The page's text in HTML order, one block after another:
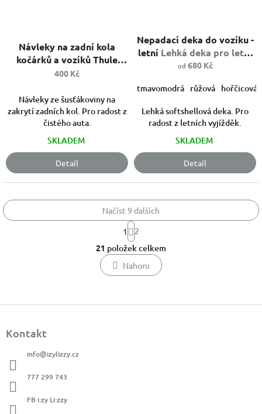
hodnocení
produktu
5,0
5
hvězdiček.
Návleky na zadní kola
kočárků a vozíků Thule
Zachytí nečistoty z kol,
doma.
400 Kč
Návleky ze šusťákoviny na
zakrytí zadních kol. Pro radost z
čistého auta.
SKLADEM
Detail
hodnocení
produktu
je
z
hvězdiček.
Nepadací deka do vozíku -
letní Lehká deka pro letní
vyjížďky
od 680 Kč
tmavomodrá růžová hořčicová
Lehká softshellová deka. Pro
radost z letních vyjížděk.
SKLADEM
Detail
O
v
l
á
c
Načíst 9 dalších
S
t
r
á
n
k
á
1 2
21 položek celkem
Nahoru
Kontakt
info@izylizzy.cz
777 299 743
FB i:zy Li:zzy